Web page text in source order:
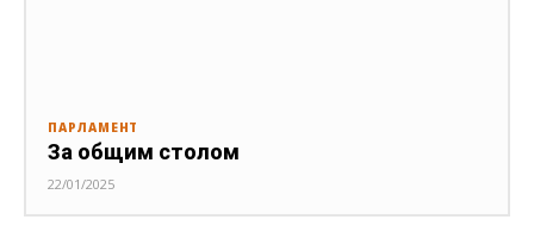
ПАРЛАМЕНТ
За общим столом
22/01/2025